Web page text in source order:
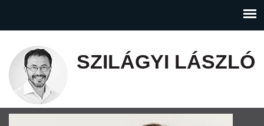
SZILÁGYI LÁSZLÓ